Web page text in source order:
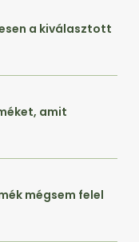
a kiválasztott
amit
mégsem felel